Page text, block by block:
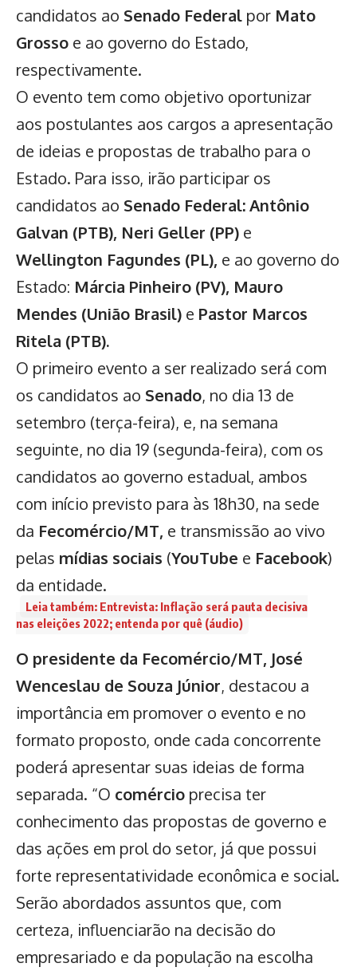
candidatos ao Senado Federal por Mato
Grosso e ao governo do Estado,
respectivamente.
O evento tem como objetivo oportunizar
aos postulantes aos cargos a apresentação
de ideias e propostas de trabalho para o
Estado. Para isso, irão participar os
candidatos ao Senado Federal:Antônio
Galvan (PTB), Neri Geller (PP) e
Wellington Fagundes (PL), e ao governo do
Estado: Márcia Pinheiro (PV), Mauro
Mendes (União Brasil) e Pastor Marcos
Ritela (PTB).
O primeiro evento a ser realizado será com
os candidatos ao Senado, no dia 13 de
setembro (terça-feira), e, na semana
seguinte, no dia 19 (segunda-feira), com os
candidatos ao governo estadual, ambos
com início previsto para às 18h30, na sede
da Fecomércio/MT, e transmissão ao vivo
pelas mídias sociais (YouTube e Facebook)
da entidade.
Leia também: Entrevista: Inflação será pauta decisiva
nas eleições 2022; entenda por quê (áudio)
O presidente da Fecomércio/MT, José
Wenceslau de Souza Júnior, destacou a
importância em promover o evento e no
formato proposto, onde cada concorrente
poderá apresentar suas ideias de forma
separada. “O comércio precisa ter
conhecimento das propostas de governo e
das ações em prol do setor, já que possui
forte representatividade econômica e social.
Serão abordados assuntos que, com
certeza, influenciarão na decisão do
empresariado e da população na escolha